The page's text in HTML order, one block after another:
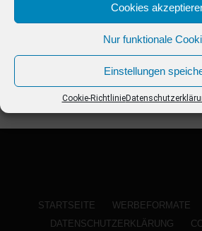
Cookies
Nur funktionale
Einstellungen
Cookie-Richtlinie
STARTSEITE WERBEFORMATE
DATENSCHUTZERKLÄRUNG